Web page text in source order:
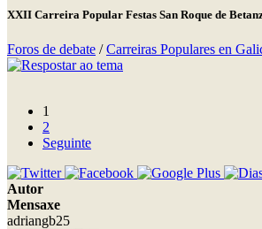
XXII Carreira Popular Festas San Roque de
Foros de debate /Carreiras Populares en
1
2
Seguinte
Autor
Mensaxe
adriangb25